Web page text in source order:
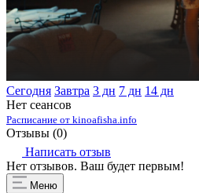
Сегодня Завтра 3 дн 7 дн 14 дн
Нет сеансов
Расписание от kinoafisha.info
Отзывы (0)
Написать отзыв
Нет отзывов. Ваш будет первым!
Меню